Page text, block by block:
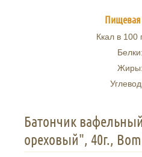
Пищевая
Ккал в 100
Белки:
Жиры:
Батончик
ореховый", 40г.,